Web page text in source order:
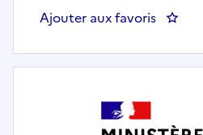
Ajouter aux favoris :